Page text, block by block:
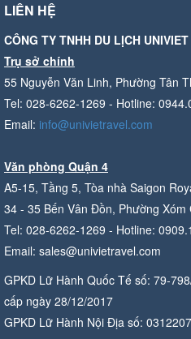
LIÊN HỆ
CÔNG TY TNHH DU LỊCH UNIVIET
Trụ sở chính
55 Nguyễn Văn Linh, Phường Tân
Tel: 028-6262-1269 - Hotline:
Email: info@univietravel.com
Văn phòng Quận 4
A5-15, Tầng 5, Tòa nhà Saigon
34 - 35 Bến Vân Đồn, Phường
Tel: 028-6262-1269 - Hotline:
Email: sales@univietravel.com
GPKD Lữ Hành Quốc Tế số: 79-
cấp ngày 28/12/2017
GPKD Lữ Hành Nội Địa số: